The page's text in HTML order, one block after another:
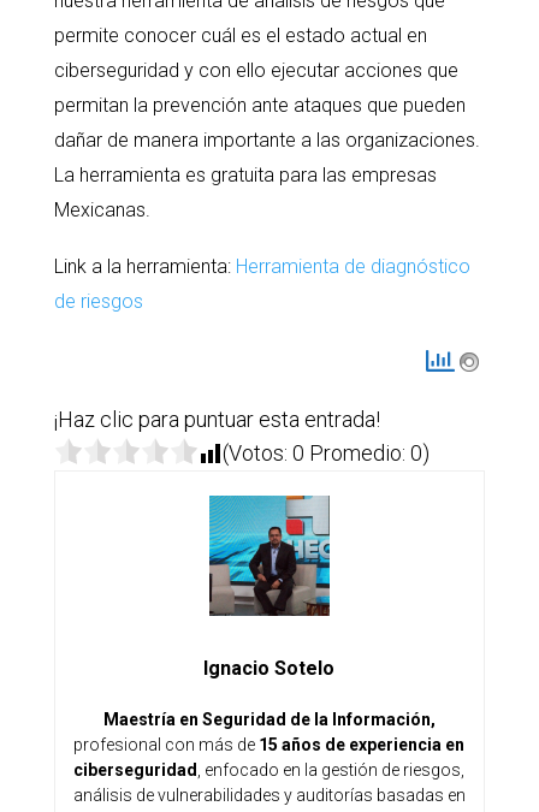
permite conocer cuál es el estado actual en
ciberseguridad y con ello ejecutar acciones que
permitan la prevención ante ataques que pueden
dañar de manera importante a las organizaciones.
La herramienta es gratuita para las empresas
Mexicanas.
Link a la herramienta: Herramienta de diagnóstico
de riesgos
¡Haz clic para puntuar esta entrada!
(Votos: 0 Promedio: 0)
Ignacio Sotelo
Maestría en Seguridad de la Información,
profesional con más de 15 años de experiencia en
ciberseguridad
, enfocado en la gestión de riesgos,
análisis de vulnerabilidades y auditorías basadas en